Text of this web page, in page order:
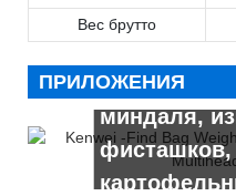
Вес брутто
ПРИЛОЖЕНИЯ
арахисов,
миндаля,
фисташков,